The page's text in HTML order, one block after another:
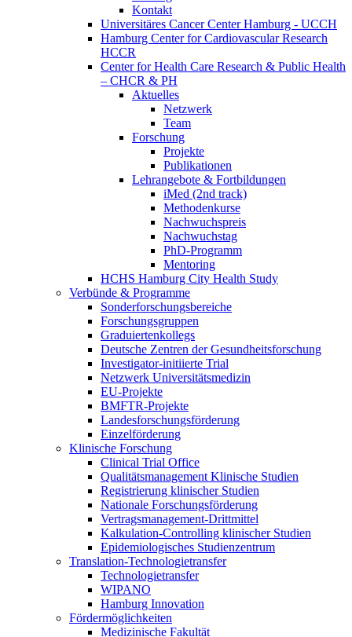
Kontakt
Universitäres Cancer Center Hamburg - UCCH
Hamburg Center for Cardiovascular Research
HCCR
Center for Health Care Research & Public Health
– CHCR & PH
Aktuelles
Netzwerk
Team
Forschung
Projekte
Publikationen
Lehrangebote & Fortbildungen
iMed (2nd track)
Methodenkurse
Nachwuchspreis
Nachwuchstag
PhD-Programm
Mentoring
HCHS Hamburg City Health Study
Verbünde & Programme
Sonderforschungsbereiche
Forschungsgruppen
Graduiertenkollegs
Deutsche Zentren der Gesundheitsforschung
Investigator-initiierte Trial
Netzwerk Universitätsmedizin
EU-Projekte
BMFTR-Projekte
Landesforschungsförderung
Einzelförderung
Klinische Forschung
Clinical Trial Office
Qualitätsmanagement Klinische Studien
Registrierung klinischer Studien
Nationale Forschungsförderung
Vertragsmanagement-Drittmittel
Kalkulation-Controlling klinischer Studien
Epidemiologisches Studienzentrum
Translation-Technologietransfer
Technologietransfer
WIPANO
Hamburg Innovation
Fördermöglichkeiten
Medizinische Fakultät